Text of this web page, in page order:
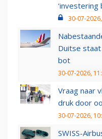
‘investering
30-07-
Duitse
bot
30-07-2026,
Vraag naar
druk door
30-07-2026,
SWISS-